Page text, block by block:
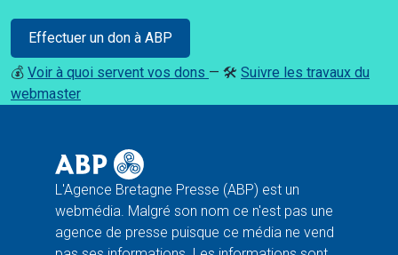
Effectuer un don à ABP
💰 Voir à quoi servent vos dons — 🛠️ Suivre les travaux du
webmaster
L'Agence Bretagne Presse (ABP) est un
webmédia. Malgré son nom ce n'est pas une
agence de presse puisque ce média ne vend